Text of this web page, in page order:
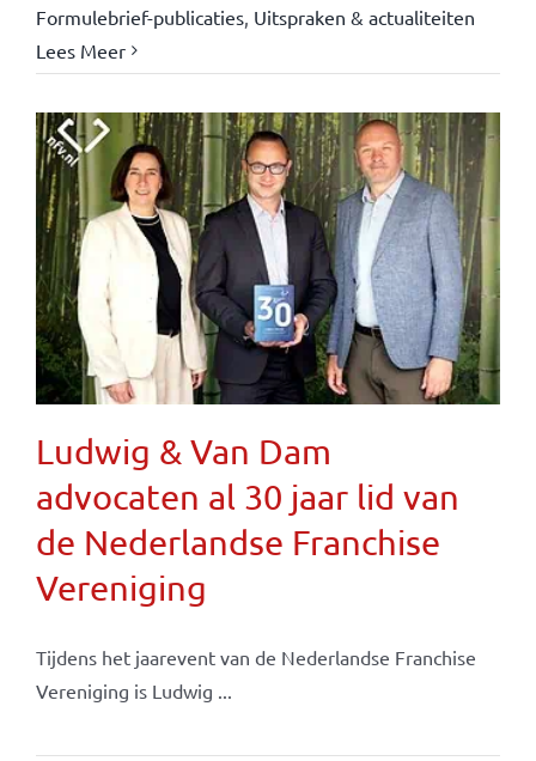
Formulebrief-publicaties, Uitspraken & actualiteiten
Lees Meer
Ludwig & Van Dam
advocaten al 30 jaar lid van
de Nederlandse Franchise
Vereniging
Tijdens het jaarevent van de Nederlandse Franchise
Vereniging is Ludwig ...